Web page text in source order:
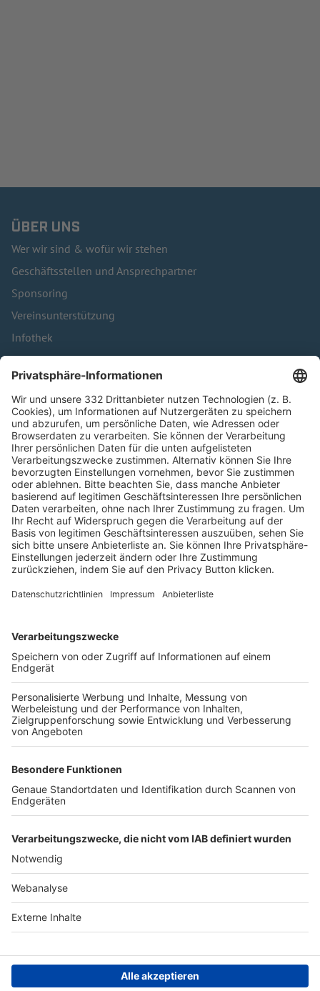
ÜBER UNS
Wer wir sind & wofür wir stehen
Geschäftsstellen und Ansprechpartner
Sponsoring
Vereinsunterstützung
Infothek
Kontakt
HÄUFIG BESUCHTE SEITEN
Pässe und Vereinswechsel
Trainerausbildung
Schulungsangebot Vereinsmitarbeiter
BFV-Geschäftsstellen
Trainerbörse
Login SpielPlus
FOLGE DEM BFV
TOP-VEREINE
TOP-PARTNER
SFV DFB
Nutzungsbedingungen Datenschutz Impressum
Ihr Gerät wird möglicherweise